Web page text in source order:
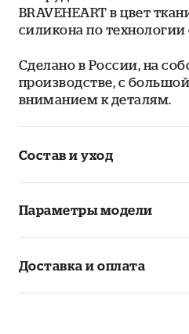
BRAVEHEART в цвет
силикона по технологии
Сделано в России, на
производстве, с
вниманием к деталям.
Состав и уход
Параметры модели
Доставка и оплата